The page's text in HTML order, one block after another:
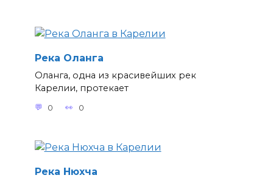
Река Оланга
Оланга, одна из красивейших рек
Карелии, протекает
0 0
Река Нюхча